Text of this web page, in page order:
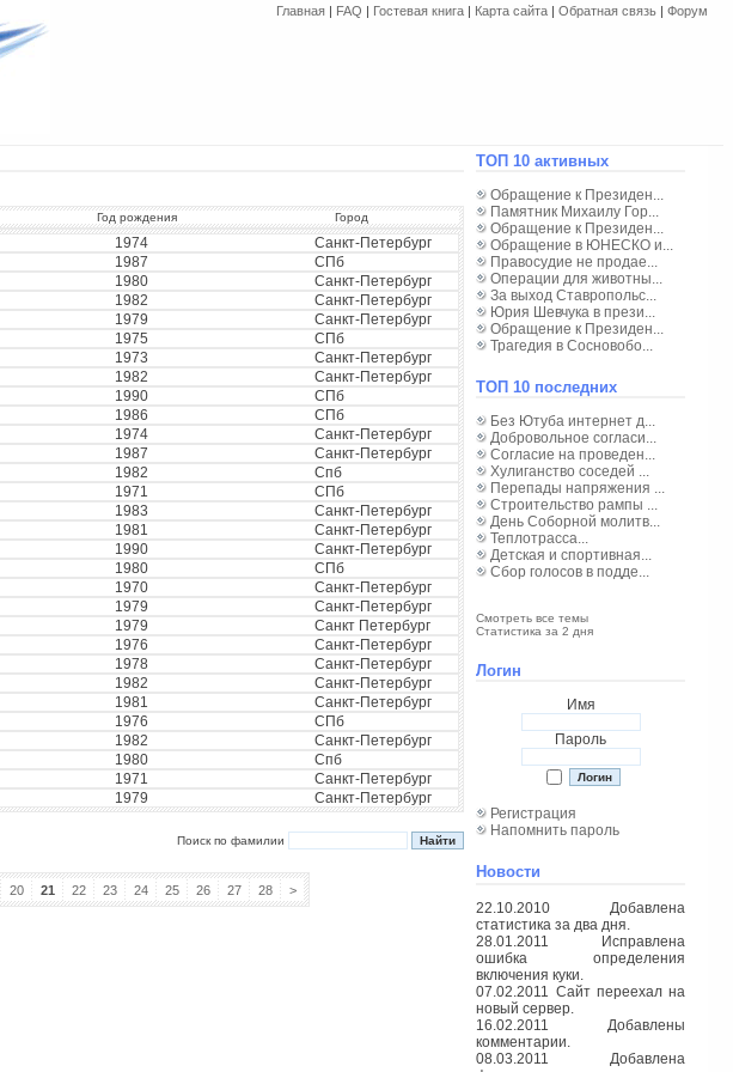
Главная | FAQ | Гостевая книга | Карта сайта | Обратная связь | Форум
Год рождения Город
1974
Санкт-Петербург
1987
СПб
1980
Санкт-Петербург
1982
Санкт-Петербург
1979
Санкт-Петербург
1975
СПб
1973
Санкт-Петербург
1982
Санкт-Петербург
1990
СПб
1986
СПб
1974
Санкт-Петербург
1987
Санкт-Петербург
1982
Спб
1971
СПб
1983
Санкт-Петербург
1981
Санкт-Петербург
1990
Санкт-Петербург
1980
СПб
1970
Санкт-Петербург
1979
Санкт-Петербург
1979
Санкт Петербург
1976
Санкт-Петербург
1978
Санкт-Петербург
1982
Санкт-Петербург
1981
Санкт-Петербург
1976
СПб
1982
Санкт-Петербург
1980
Спб
1971
Санкт-Петербург
1979 Санкт-Петербург
Поиск по фамилии
20 21 22 23 24 25 26 27 28 >
ТОП 10 активных
Обращение к Президен...
Памятник Михаилу Гор...
Обращение к Президен...
Обращение в ЮНЕСКО и...
Правосудие не продае...
Операции для животны...
За выход Ставропольс...
Юрия Шевчука в прези...
Обращение к Президен...
Трагедия в Сосновобо...
ТОП 10 последних
Без Ютуба интернет д...
Добровольное согласи...
Согласие на проведен...
Хулиганство соседей ...
Перепады напряжения ...
Строительство рампы ...
День Соборной молитв...
Теплотрасса...
Детская и спортивная...
Сбор голосов в подде...
Смотреть все темы
Статистика за 2 дня
Логин
Имя
Пароль
Регистрация
Напомнить пароль
Новости
22.10.2010 Добавлена
статистика за два дня.
28.01.2011 Исправлена
ошибка определения
включения куки.
07.02.2011 Сайт переехал на
новый сервер.
16.02.2011 Добавлены
комментарии.
08.03.2011 Добавлена